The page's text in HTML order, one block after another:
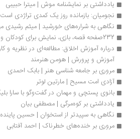
یادداشتی بر نمایشنامه موش | میترا حبیبی
نجومیان: بازمانده روز یک کمدی تراژدی است
نگاهی به شراره‌های خورشید | میثم رشیدی مهرآبادی
آموزش و پرورش | هومن هنرمند
مروری بر جامعه ‌شناسی هنر | بابک احمدی
آزادی امت مسیح | مارتین لوتر
بانوی پستچی و مهمان در گفت‌وگو با سارا بلیک
یادداشتی بر کوه‌مرگی | مصطفی بیان
نگاهی به سپیدتر از استخوان | حسین پاینده
مروری بر خنده‌های خطرناک | احمد آفتابی